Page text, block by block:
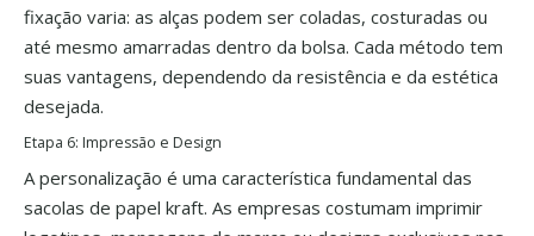
fixação varia: as alças podem ser coladas, costuradas ou
até mesmo amarradas dentro da bolsa. Cada método tem
suas vantagens, dependendo da resistência e da estética
desejada.
Etapa 6: Impressão e Design
A personalização é uma característica fundamental das
sacolas de papel kraft. As empresas costumam imprimir